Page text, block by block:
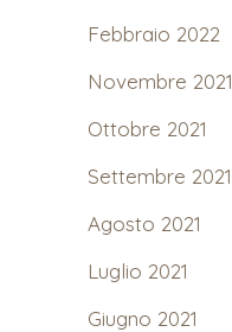
Febbraio 2022
Novembre 2021
Ottobre 2021
Settembre 2021
Agosto 2021
Luglio 2021
Giugno 2021